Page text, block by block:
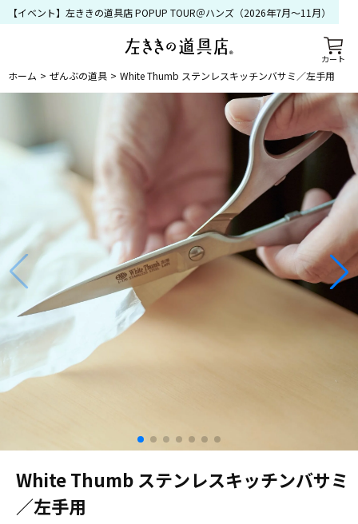
カート
【イベント】左ききの道具店 POPUP TOUR＠ハンズ（2026年7月〜11月）
ホーム ぜんぶの道具 White Thumb ステンレスキッチンバサミ／左手用
White Thumb ステンレスキッチンバサミ
／左手用